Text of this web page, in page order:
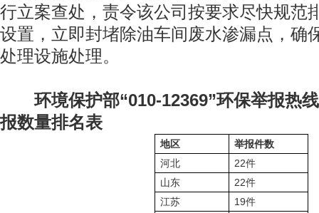
行立案查处，责令该公司按要求尽快规范
设置，立即封堵除油车间废水渗漏点，确
处理设施处理。
环境保护部“010-12369”环保举报热
报数量排名表
地区
举报件数
河北
22件
山东
22件
江苏
19件